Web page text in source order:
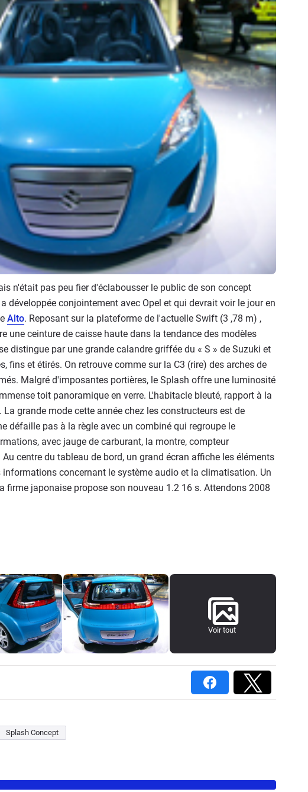
n'était pas peu fier d'éclabousser le public de son concept
a développée conjointement avec Opel et qui devrait voir le jour en
Alto. Reposant sur la plateforme de l'actuelle Swift (3 ,78 m) ,
une ceinture de caisse haute dans la tendance des modèles
distingue par une grande calandre griffée du « S » de Suzuki et
fins et étirés. On retrouve comme sur la C3 (rire) des arches de
Malgré d'imposantes portières, le Splash offre une luminosité
toit panoramique en verre. L'habitacle bleuté, rapport à la
grande mode cette année chez les constructeurs est de
défaille pas à la règle avec un combiné qui regroupe le
avec jauge de carburant, la montre, compteur
centre du tableau de bord, un grand écran affiche les éléments
concernant le système audio et la climatisation. Un
firme japonaise propose son nouveau 1.2 16 s. Attendons 2008
Voir tout
Splash Concept